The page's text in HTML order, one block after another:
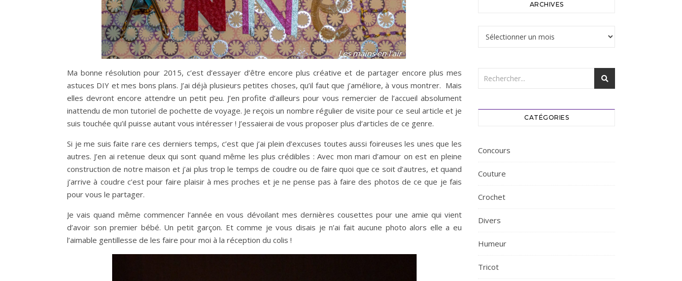
Ma bonne résolution pour 2015, c’est d’essayer d’être encore plus créative et de partager encore plus mes
astuces DIY et mes bons plans. J’ai déjà plusieurs petites choses, qu’il faut que j’améliore, à vous montrer. Mais
elles devront encore attendre un petit peu. J’en profite d’ailleurs pour vous remercier de l’accueil absolument
inattendu de mon tutoriel de pochette de voyage. Je reçois un nombre régulier de visite pour ce seul article et je
suis touchée qu’il puisse autant vous intéresser ! J’essaierai de vous proposer plus d’articles de ce genre.
Si je me suis faite rare ces derniers temps, c’est que j’ai plein d’excuses toutes aussi foireuses les unes que les
autres. J’en ai retenue deux qui sont quand même les plus crédibles : Avec mon mari d’amour on est en pleine
construction de notre maison et j’ai plus trop le temps de coudre ou de faire quoi que ce soit d’autres, et quand
j’arrive à coudre c’est pour faire plaisir à mes proches et je ne pense pas à faire des photos de ce que je fais
pour vous le partager.
Je vais quand même commencer l’année en vous dévoilant mes dernières cousettes pour une amie qui vient
d’avoir son premier bébé. Un petit garçon. Et comme je vous disais je n’ai fait aucune photo alors elle a eu
l’aimable gentillesse de les faire pour moi à la réception du colis !
ARCHIVES
Archives
CATÉGORIES
Concours
Couture
Crochet
Divers
Humeur
Tricot